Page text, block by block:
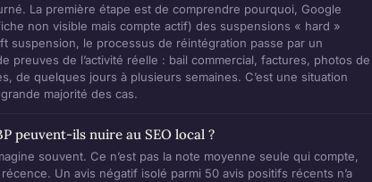
La première étape est de comprendre pourquoi, Google
non visible mais compte actif) des suspensions « hard »
suspension, le processus de réintégration passe par un
preuves de l’activité réelle : bail commercial, factures, photos de
de quelques jours à plusieurs semaines. C’est une situation
majorité des cas.
peuvent-ils nuire au SEO local ?
souvent. Ce n’est pas la note moyenne seule qui compte,
Un avis négatif isolé parmi 50 avis positifs récents n’a